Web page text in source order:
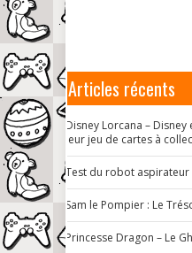
Articles récents
Disney Lorcana –
leur jeu de cartes à
Test du robot
Sam le Pompier : Le
Princesse Dragon – Le